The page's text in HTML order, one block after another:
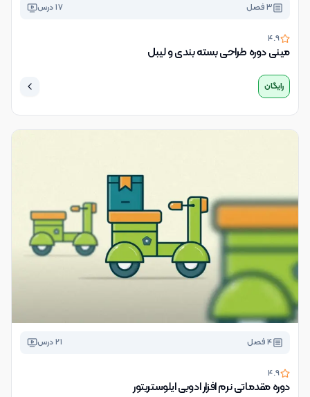
3فصل 17درس
4.9
مینی دوره طراحی بسته بندی و لیبل
رایگان
4فصل 21درس
4.9
دوره مقدماتی نرم افزار ادوبی ایلوستریتور